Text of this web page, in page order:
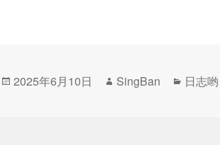
发
2025年6月10日
作
SingBan
分
日志哟